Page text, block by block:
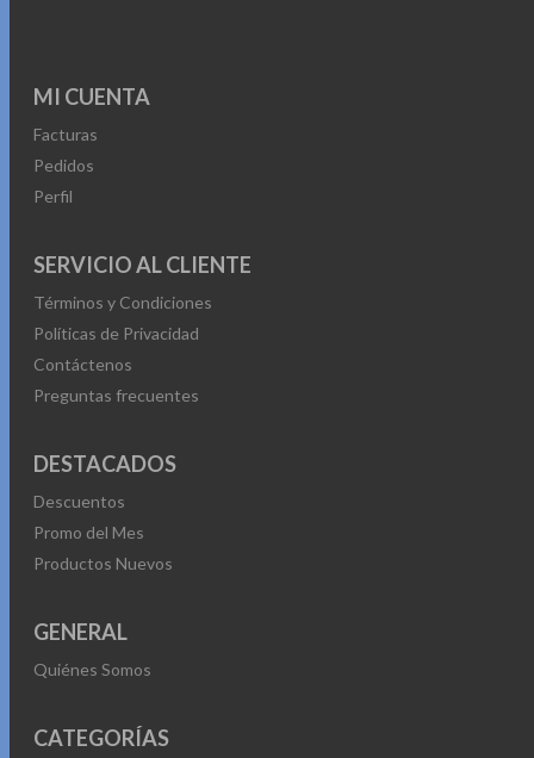
MI CUENTA
Facturas
Pedidos
Perfil
SERVICIO AL CLIENTE
Términos y Condiciones
Políticas de Privacidad
Contáctenos
Preguntas frecuentes
DESTACADOS
Descuentos
Promo del Mes
Productos Nuevos
GENERAL
Quiénes Somos
CATEGORÍAS